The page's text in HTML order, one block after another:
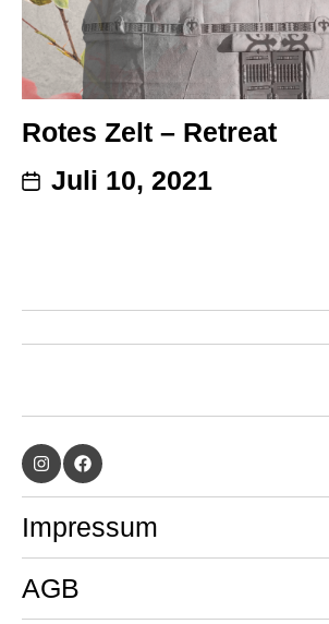
Rotes Zelt – Retreat
Juli 10, 2021
Impressum
AGB